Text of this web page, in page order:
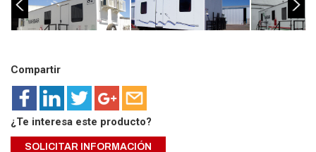
Compartir
¿Te interesa este producto?
SOLICITAR INFORMACIÓN